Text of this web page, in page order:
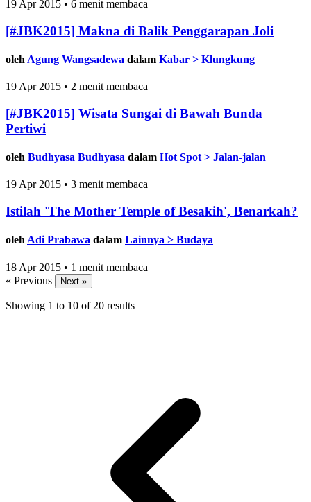
19 Apr 2015 • 6 menit membaca
[#JBK2015] Makna di Balik Penggarapan Joli
oleh Agung Wangsadewa dalam Kabar > Klungkung
19 Apr 2015 • 2 menit membaca
[#JBK2015] Wisata Sungai di Bawah Bunda
Pertiwi
oleh Budhyasa Budhyasa dalam Hot Spot > Jalan-jalan
19 Apr 2015 • 3 menit membaca
Istilah 'The Mother Temple of Besakih', Benarkah?
oleh Adi Prabawa dalam Lainnya > Budaya
18 Apr 2015 • 1 menit membaca
« Previous
Next »
Showing 1 to 10 of 20 results